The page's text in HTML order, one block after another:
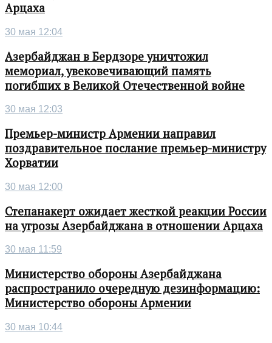
Арцаха
30 мая 12:04
Азербайджан в Бердзоре уничтожил
мемориал, увековечивающий память
погибших в Великой Отечественной войне
30 мая 12:03
Премьер-министр Армении направил
поздравительное послание премьер-министру
Хорватии
30 мая 12:00
Степанакерт ожидает жесткой реакции России
на угрозы Азербайджана в отношении Арцаха
30 мая 11:59
Министерство обороны Азербайджана
распространило очередную дезинформацию:
Министерство обороны Армении
30 мая 10:44